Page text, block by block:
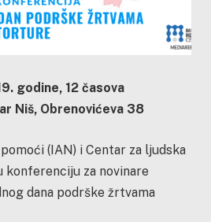
godine, 12 časova
Niš, Obrenovićeva 38
(IAN) i Centar za ljudska
konferenciju za novinare
dana podrške žrtvama